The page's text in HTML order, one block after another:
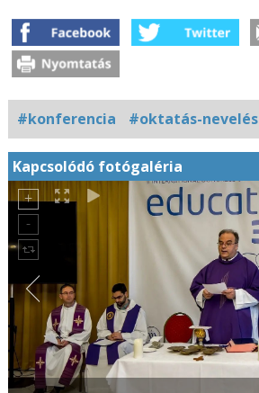
#konferencia #oktatás-nevelés
Kapcsolódó fotógaléria